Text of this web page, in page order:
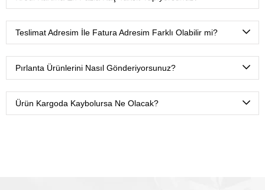
güvenli alışveriş yapabilirsiniz.
yapabiliyoruz.
Teslimat Adresim İle Fatura Adresim Farklı Olabilir mi?
farklı tanımlamanız yeterli olacaktır.
Pırlanta Ürünlerini Nasıl Gönderiyorsunuz?
olduğunuz isme teslim olacak şekilde sigortalı olarak
gönderiyoruz.
Ürün Kargoda Kaybolursa Ne Olacak?